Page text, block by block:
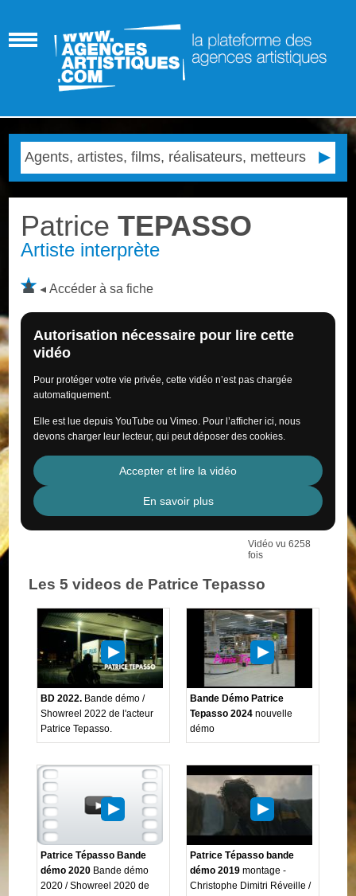
Patrice TEPASSO
Artiste interprète
Accéder à sa fiche
Autorisation nécessaire pour lire cette
vidéo
Pour protéger votre vie privée, cette vidéo n’est pas chargée
automatiquement.
Elle est lue depuis YouTube ou Vimeo. Pour l’afficher ici, nous
devons charger leur lecteur, qui peut déposer des cookies.
Accepter et lire la vidéo
En savoir plus
Vidéo vu 6258
fois
Les 5 videos de Patrice Tepasso
BD 2022. Bande démo /
Showreel 2022 de l'acteur
Patrice Tepasso.
Bande Démo Patrice
Tepasso 2024 nouvelle
démo
Patrice Tépasso Bande
démo 2020 Bande démo
2020 / Showreel 2020 de
Patrice Tépasso bande
démo 2019 montage -
Christophe Dimitri Réveille /